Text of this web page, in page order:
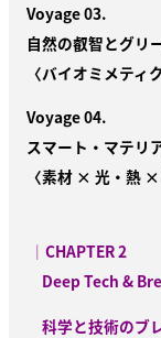
Voyage 03.
自然の叡智とグリ
〈バイオミメテ
Voyage 04.
スマート・マテリ
〈素材 × 光・熱 ×
｜ CHAPTER 2
Deep Tech &
科学と技術のブ